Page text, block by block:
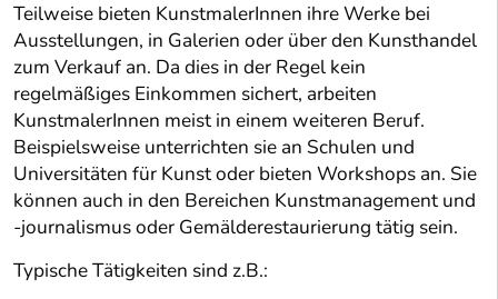
Teilweise bieten KunstmalerInnen ihre Werke bei
Ausstellungen, in Galerien oder über den Kunsthandel
zum Verkauf an. Da dies in der Regel kein
regelmäßiges Einkommen sichert, arbeiten
KunstmalerInnen meist in einem weiteren Beruf.
Beispielsweise unterrichten sie an Schulen und
Universitäten für Kunst oder bieten Workshops an. Sie
können auch in den Bereichen Kunstmanagement und
-journalismus oder Gemälderestaurierung tätig sein.
Typische Tätigkeiten sind z.B.: